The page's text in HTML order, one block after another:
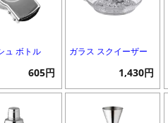
ュ ボトル
605円
ガラス スクイーザー
1,430円